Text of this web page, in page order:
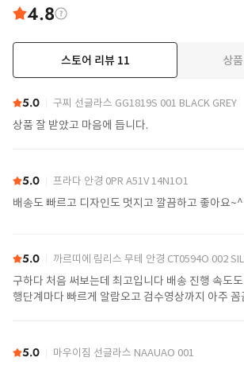
4.8
스토어 리뷰 11 상
5.0 구찌 선글라스 GG1819S 001 BLACK GREY
상품 잘 받았고 마음에 듭니다.
5.0 프라다 안경 0PR A51V 14N1O1
배송도 빠르고 디자인도 멋지고 깔끔하고 좋아요
5.0 까르띠에 림리스 무테 안경 CT0594O 002 SILVER SILVER
구하다 처음 써보는데 최고입니다 배송 진행 속도
행단계마다 빠르게 알람오고 검수영상까지 아주 꼼
5.0 마우이짐 선글라스 NAAUAO 001